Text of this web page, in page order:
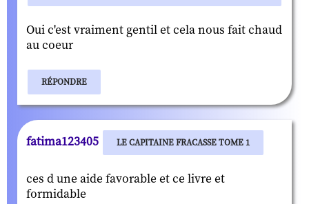
Oui c'est vraiment gentil et cela nous fait chaud
au coeur
RÉPONDRE
fatima123405 LE CAPITAINE FRACASSE TOME 1
ces d une aide favorable et ce livre et
formidable